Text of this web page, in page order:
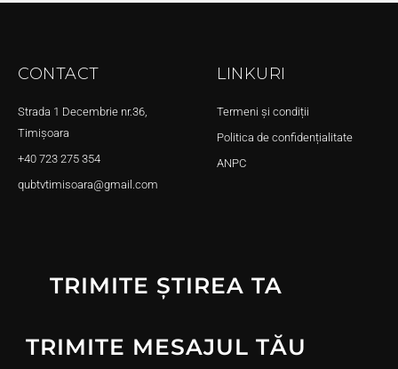
CONTACT
Strada 1 Decembrie nr.36,
Timișoara
+40 723 275 354
qubtvtimisoara@gmail.com
LINKURI
Termeni și condiții
Politica de confidențialitate
ANPC
TRIMITE ȘTIREA TA
TRIMITE MESAJUL TĂU